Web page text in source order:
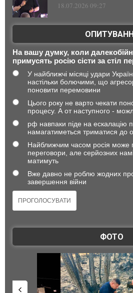
18.07.2026 09:27
На вашу думку, коли далекобійні
примусять росію сісти за стіл
У найближчі місяці удари
настільки болючими, що
поновити перемовини
Цього року не варто чекати
процесу. А от наступного -
рф навпаки піде на ескалацію
намагатиметься триматися до
Найближчим часом росія може
переговори, але серйозних
матимуть
Вже давно не роблю жодних
завершення війни
ФОТО